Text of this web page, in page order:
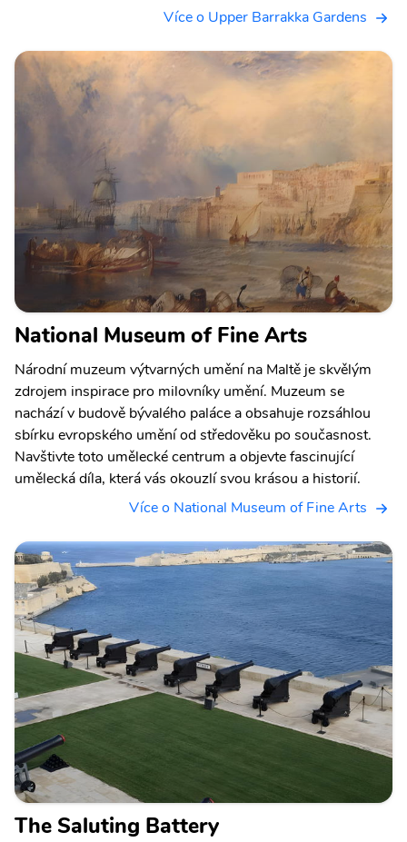
Více o Upper Barrakka Gardens
National Museum of Fine Arts
Národní muzeum výtvarných umění na Maltě je skvělým
zdrojem inspirace pro milovníky umění. Muzeum se
nachází v budově bývalého paláce a obsahuje rozsáhlou
sbírku evropského umění od středověku po současnost.
Navštivte toto umělecké centrum a objevte fascinující
umělecká díla, která vás okouzlí svou krásou a historií.
Více o National Museum of Fine Arts
The Saluting Battery